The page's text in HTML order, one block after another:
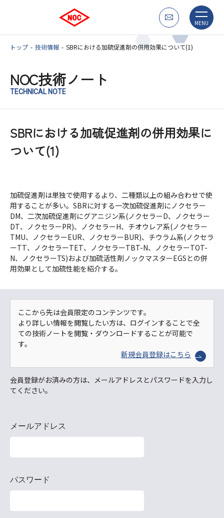
MENU
トップ 技術情報 SBRにおける加硫促進剤の併用効果について(1)
NOC技術ノート
TECHNICAL NOTE
SBRにおける加硫促進剤の併用効果に
ついて(1)
加硫促進剤は単独で使用するより、二種類以上の組み合わせで使
用することが多い。SBRに対する一次加硫促進剤にノクセラー
DM、二次加硫促進剤にグアニジン系(ノクセラーD、ノクセラー
DT、ノクセラーPR)、ノクセラーH、チオウレア系(ノクセラー
TMU、ノクセラーEUR、ノクセラーBUR)、チウラム系(ノクセラ
ーTT、ノクセラーTET、ノクセラーTBT-N、ノクセラーTOT-
N、ノクセラーTS)および加硫活性剤ノックマスターEGSとの併
用効果として加硫性能を紹介する。
ここから先は会員限定のコンテンツです。
より詳しい情報を閲覧したい方は、ログインすることで全
ての技術ノートを閲覧・ダウンロードすることが可能で
す。
新規会員登録はこちら
会員登録がお済みの方は、メールアドレスとパスワードを入力し
てください。
メールアドレス
パスワード